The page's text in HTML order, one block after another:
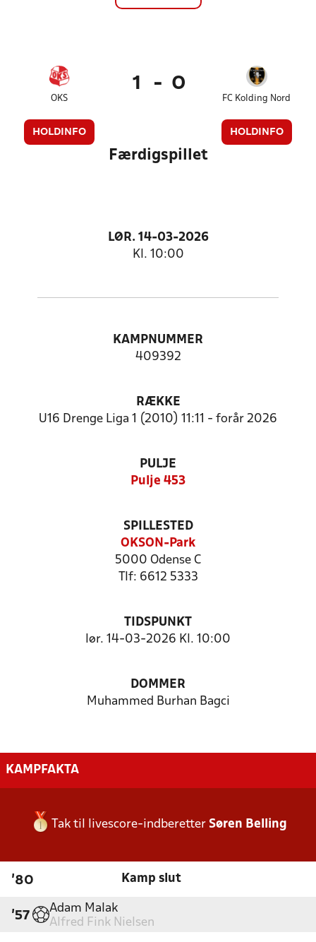
OKS
HOLDINFO
1 - 0
FC Kolding Nord
HOLDINFO
Færdigspillet
LØR. 14-03-2026
Kl. 10:00
KAMPNUMMER
409392
RÆKKE
U16 Drenge Liga 1 (2010) 11:11 - forår 2026
PULJE
Pulje 453
SPILLESTED
OKSON-Park
5000 Odense C
Tlf: 6612 5333
TIDSPUNKT
lør. 14-03-2026 Kl. 10:00
DOMMER
Muhammed Burhan Bagci
KAMPFAKTA
Tak til livescore-indberetter Søren Belling
'80 Kamp slut
'57
Adam Malak
Alfred Fink Nielsen